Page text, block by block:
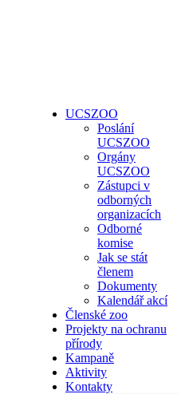
UCSZOO
Poslání
UCSZOO
Orgány
UCSZOO
Zástupci v
odborných
organizacích
Odborné
komise
Jak se stát
členem
Dokumenty
Kalendář akcí
Členské zoo
Projekty na ochranu
přírody
Kampaně
Aktivity
Kontakty